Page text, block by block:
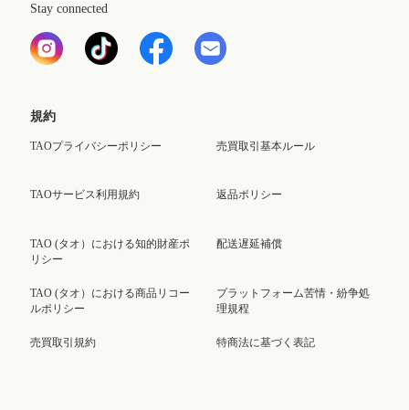
Stay connected
規約
TAOプライバシーポリシー
TAOサービス利用規約
TAO (タオ）における知的財産ポ
リシー
TAO (タオ）における商品リコー
ルポリシー
売買取引規約
売買取引基本ルール
返品ポリシー
配送遅延補償
プラットフォーム苦情・紛争処
理規程
特商法に基づく表記